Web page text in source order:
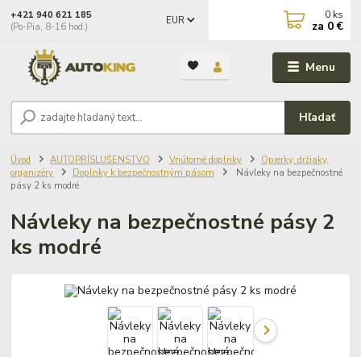
Menu
EUR
Hľadať
+421 940 621 185
(Po-Pia, 8-16 hod.)
0 ks
za 0 €
Úvod AUTOPRÍSLUŠENSTVO Vnútorné doplnky
Opierky, držiaky,
organizéry
Doplnky k bezpečnostným pásom
Návleky na bezpečnostné
pásy 2 ks modré
Návleky na bezpečnostné pásy 2
ks modré